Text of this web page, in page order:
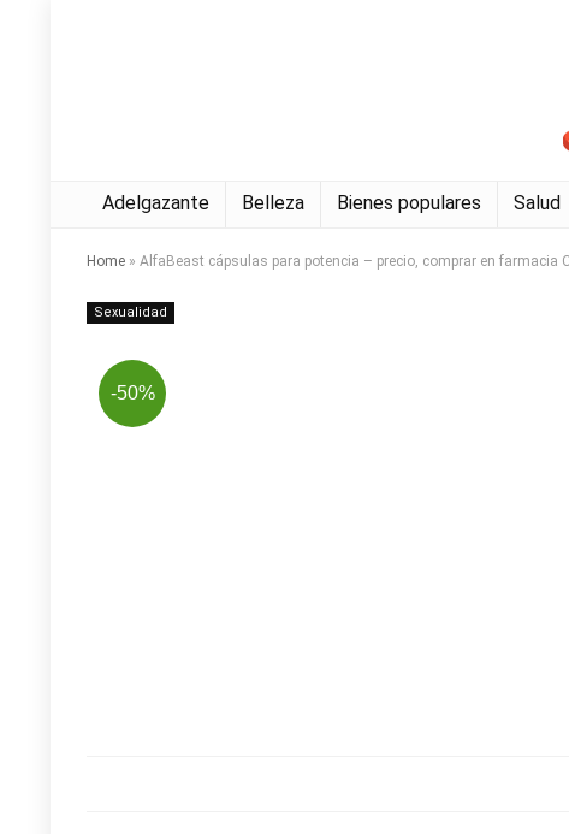
Adelgazante Belleza Bienes populares Salud
Home » AlfaBeast cápsulas para potencia – precio, comprar en farmacia
Sexualidad
-50%